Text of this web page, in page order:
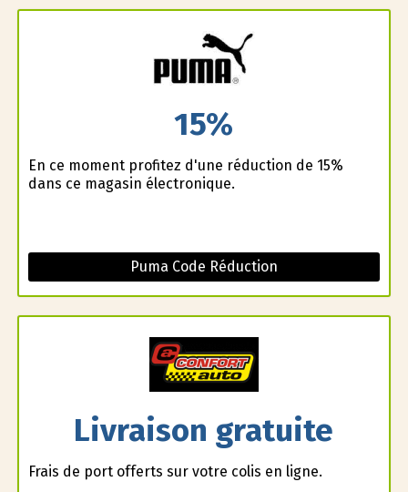
15%
En ce moment profitez d'une réduction de 15%
dans ce magasin électronique.
Puma Code Réduction
Livraison gratuite
Frais de port offerts sur votre colis en ligne.